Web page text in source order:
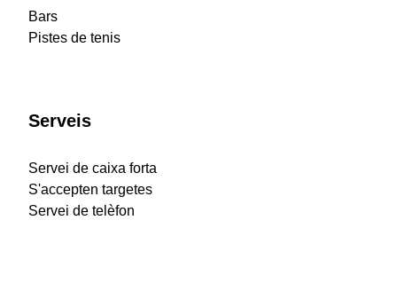
Bars
Pistes de tenis
Serveis
Servei de caixa forta
S'accepten targetes
Servei de telèfon